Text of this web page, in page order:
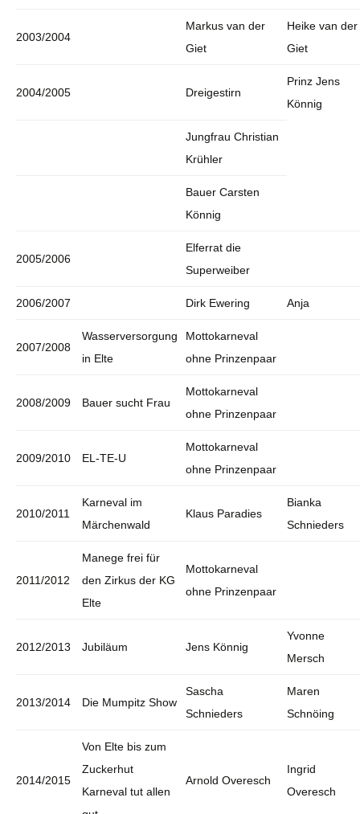
2003/2004
Markus van der
Giet
Heike van der
Giet
2004/2005 Dreigestirn
Prinz Jens
Könnig
Jungfrau Christian
Krühler
Bauer Carsten
Könnig
2005/2006
Elferrat die
Superweiber
2006/2007 Dirk Ewering Anja
2007/2008
Wasserversorgung
in Elte
Mottokarneval
ohne Prinzenpaar
2008/2009 Bauer sucht Frau
Mottokarneval
ohne Prinzenpaar
2009/2010 EL-TE-U
Mottokarneval
ohne Prinzenpaar
2010/2011
Karneval im
Märchenwald
Klaus Paradies
Bianka
Schnieders
2011/2012
Manege frei für
den Zirkus der KG
Elte
Mottokarneval
ohne Prinzenpaar
2012/2013 Jubiläum Jens Könnig
Yvonne
Mersch
2013/2014 Die Mumpitz Show
Sascha
Schnieders
Maren
Schnöing
2014/2015
Von Elte bis zum
Zuckerhut
Karneval tut allen
Arnold Overesch
Ingrid
Overesch